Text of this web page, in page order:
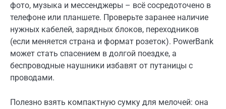
фото, музыка и мессенджеры – всё сосредоточено в
телефоне или планшете. Проверьте заранее наличие
нужных кабелей, зарядных блоков, переходников
(если меняется страна и формат розеток). PowerBank
может стать спасением в долгой поездке, а
беспроводные наушники избавят от путаницы с
проводами.
Полезно взять компактную сумку для мелочей: она